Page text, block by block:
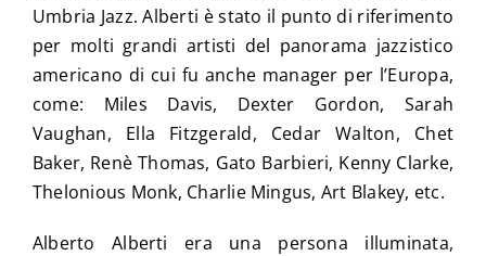
Umbria Jazz. Alberti è stato il punto di riferimento
per molti grandi artisti del panorama jazzistico
americano di cui fu anche manager per l’Europa,
come: Miles Davis, Dexter Gordon, Sarah
Vaughan, Ella Fitzgerald, Cedar Walton, Chet
Baker, Renè Thomas, Gato Barbieri, Kenny Clarke,
Thelonious Monk, Charlie Mingus, Art Blakey, etc.
Alberto Alberti era una persona illuminata,